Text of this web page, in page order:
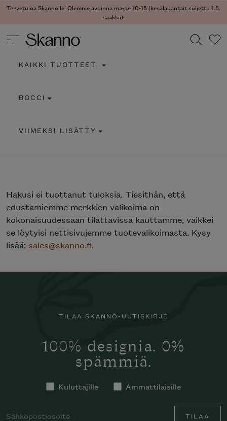
Tervetuloa Skannolle! Olemme avoinna ma-pe 10-18 (kesälauantait suljettu 1.8.
saakka).
Type 2 or more characters for results.
KAIKKI TUOTTEET
BOCCI
VIIMEKSI LISÄTTY
Hakusi ei tuottanut tuloksia. Tiesithän, että
edustamiemme merkkien valikoima on
kokonaisuudessaan tilattavissa kauttamme, vaikkei
se löytyisi nettisivujemme tuotevalikoimasta. Kysy
lisää: sales@skanno.fi.
TILAA SKANNO-UUTISKIRJE
100% designia. 0%
spämmiä.
Kuluttajille Ammattilaisille
TILAA